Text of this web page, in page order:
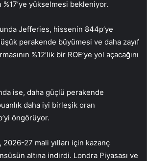
%17’ye yükselmesi bekleniyor.
Jefferies, hissenin 844p’ye
perakende büyümesi ve daha zayıf
%12’lik bir ROE’ye yol açacağını
ise, daha güçlü perakende
daha iyi birleşik oran
öngörüyor.
2026-27 mali yılları için kazanç
altına indirdi. Londra Piyasası ve